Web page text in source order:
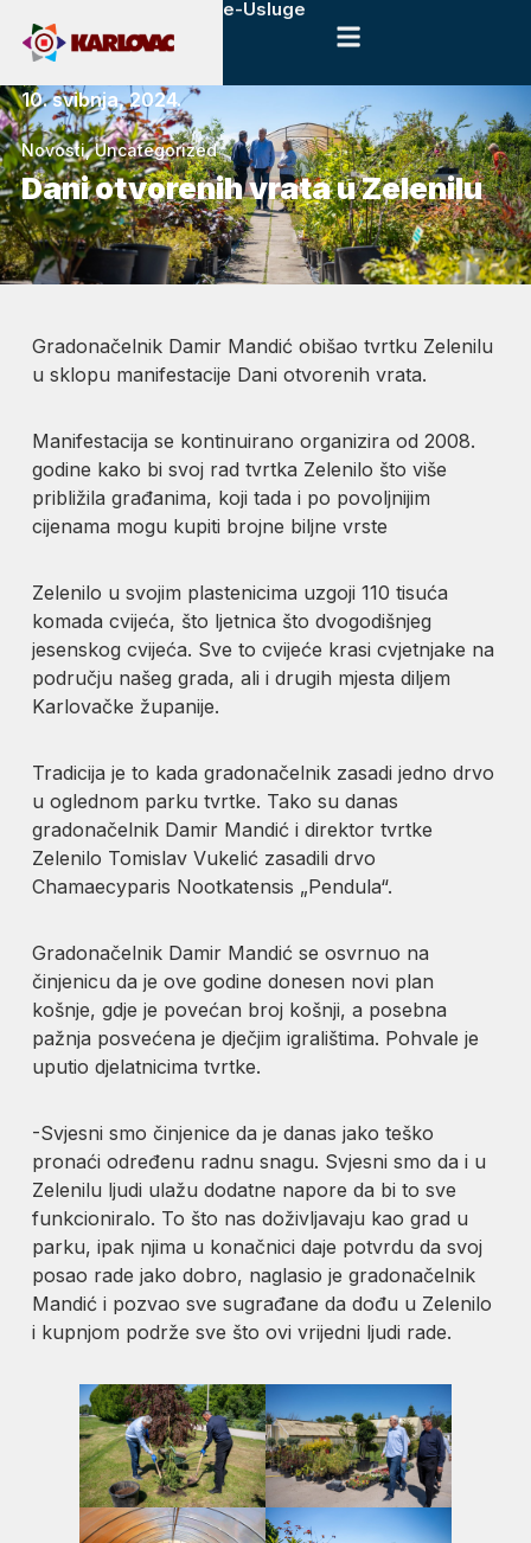
e-Usluge
10. svibnja, 2024.
Novosti,Uncategorized
Dani otvorenih vrata u Zelenilu
Gradonačelnik Damir Mandić obišao tvrtku Zelenilu
u sklopu manifestacije Dani otvorenih vrata.
Manifestacija se kontinuirano organizira od 2008.
godine kako bi svoj rad tvrtka Zelenilo što više
približila građanima, koji tada i po povoljnijim
cijenama mogu kupiti brojne biljne vrste
Zelenilo u svojim plastenicima uzgoji 110 tisuća
komada cvijeća, što ljetnica što dvogodišnjeg
jesenskog cvijeća. Sve to cvijeće krasi cvjetnjake na
području našeg grada, ali i drugih mjesta diljem
Karlovačke županije.
Tradicija je to kada gradonačelnik zasadi jedno drvo
u oglednom parku tvrtke. Tako su danas
gradonačelnik Damir Mandić i direktor tvrtke
Zelenilo Tomislav Vukelić zasadili drvo
Chamaecyparis Nootkatensis „Pendula“.
Gradonačelnik Damir Mandić se osvrnuo na
činjenicu da je ove godine donesen novi plan
košnje, gdje je povećan broj košnji, a posebna
pažnja posvećena je dječjim igralištima. Pohvale je
uputio djelatnicima tvrtke.
-Svjesni smo činjenice da je danas jako teško
pronaći određenu radnu snagu. Svjesni smo da i u
Zelenilu ljudi ulažu dodatne napore da bi to sve
funkcioniralo. To što nas doživljavaju kao grad u
parku, ipak njima u konačnici daje potvrdu da svoj
posao rade jako dobro, naglasio je gradonačelnik
Mandić i pozvao sve sugrađane da dođu u Zelenilo
i kupnjom podrže sve što ovi vrijedni ljudi rade.